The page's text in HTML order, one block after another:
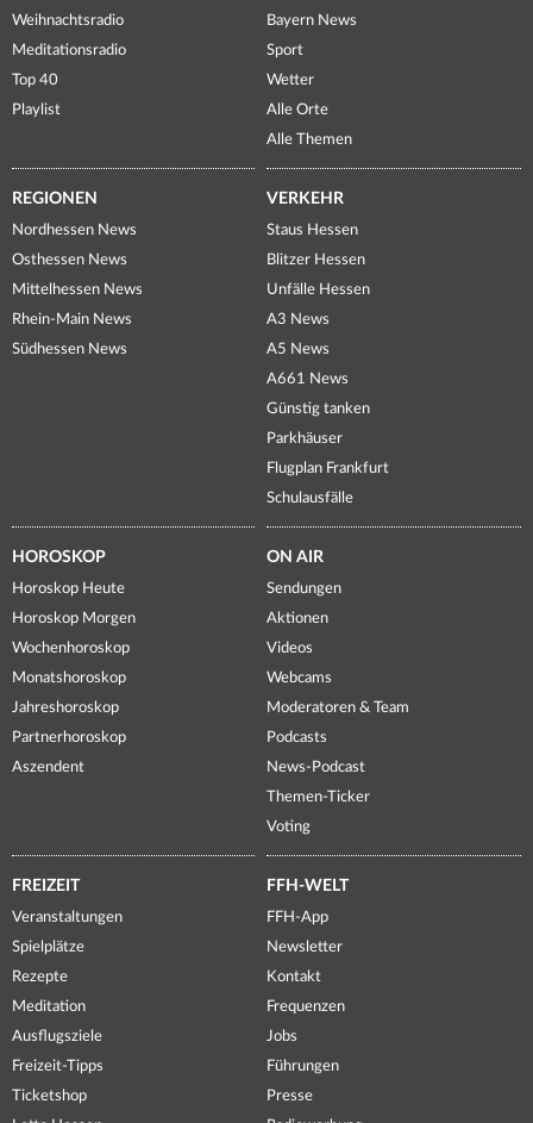
Weihnachtsradio
Meditationsradio
Top 40
Playlist
Bayern News
Sport
Wetter
Alle Orte
Alle Themen
REGIONEN
Nordhessen News
Osthessen News
Mittelhessen News
Rhein-Main News
Südhessen News
VERKEHR
Staus Hessen
Blitzer Hessen
Unfälle Hessen
A3 News
A5 News
A661 News
Günstig tanken
Parkhäuser
Flugplan Frankfurt
Schulausfälle
HOROSKOP
Horoskop Heute
Horoskop Morgen
Wochenhoroskop
Monatshoroskop
Jahreshoroskop
Partnerhoroskop
Aszendent
ON AIR
Sendungen
Aktionen
Videos
Webcams
Moderatoren & Team
Podcasts
News-Podcast
Themen-Ticker
Voting
FREIZEIT
Veranstaltungen
Spielplätze
Rezepte
Meditation
Ausflugsziele
Freizeit-Tipps
Ticketshop
FFH-WELT
FFH-App
Newsletter
Kontakt
Frequenzen
Jobs
Führungen
Presse